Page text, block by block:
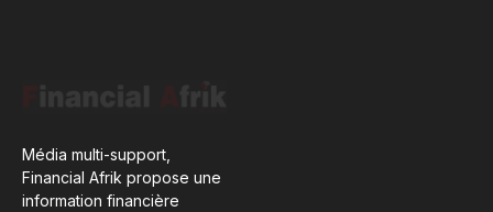
Média multi-support,
Financial Afrik propose une
information financière